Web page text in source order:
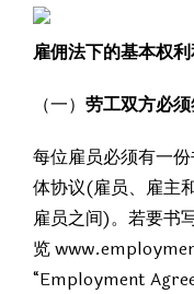
雇佣法下的基本权
（一） 劳工双方必
每位雇员必须有一
体协议(雇员、雇主
雇员之间)。若要书
览
“Employment